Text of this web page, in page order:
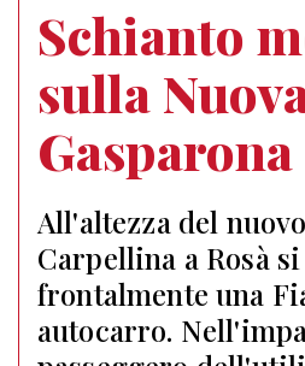
Schianto
sulla
Gasparona
All'altezza del
Carpellina a Rosà
frontalmente una
autocarro.